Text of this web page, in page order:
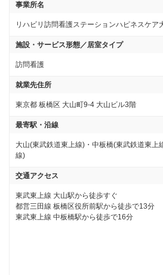
事業所名
リハビリ訪問看護ステーションハピネスケア
施設・サービス形態／居室タイプ
訪問看護
就業先住所
東京都 板橋区 大山町9-4 大山ビル3階
最寄駅・沿線
大山(東武鉄道東上線)・中板橋(東武鉄道東上
線)
交通アクセス
東武東上線 大山駅から徒歩すぐ
都営三田線 板橋区役所前駅から徒歩で13分
東武東上線 中板橋駅から徒歩で16分